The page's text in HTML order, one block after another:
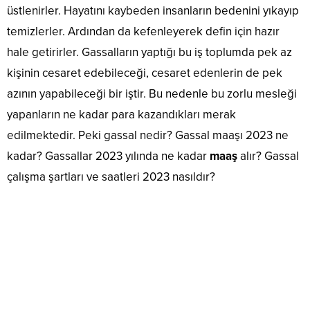
üstlenirler. Hayatını kaybeden insanların bedenini yıkayıp
temizlerler. Ardından da kefenleyerek defin için hazır
hale getirirler. Gassalların yaptığı bu iş toplumda pek az
kişinin cesaret edebileceği, cesaret edenlerin de pek
azının yapabileceği bir iştir. Bu nedenle bu zorlu mesleği
yapanların ne kadar para kazandıkları merak
edilmektedir. Peki gassal nedir? Gassal maaşı 2023 ne
kadar? Gassallar 2023 yılında ne kadar maaşalır? Gassal
çalışma şartları ve saatleri 2023 nasıldır?